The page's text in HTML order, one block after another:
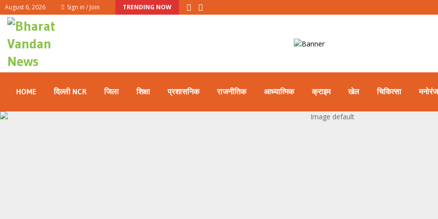
August 6, 2026 Sign in / Join TRENDING NOW
HOME दिल्ली NCR जिला शिक्षा प्रशासनिक राजनीतिक आध्यात्मिक क्राइम खेल चिकित्सा